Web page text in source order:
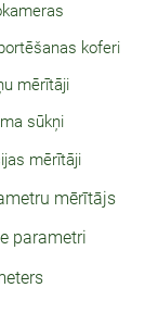
koferi
mērītāji
sūkņi
mērītāji
mērītājs
parametri